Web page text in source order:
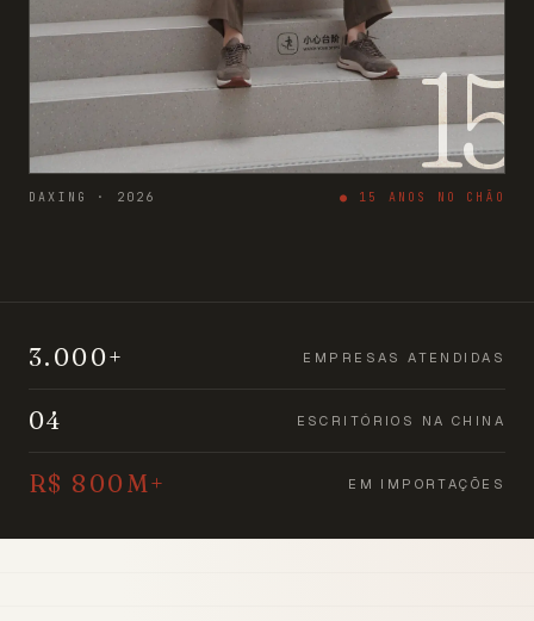
15
DAXING · 2026 ● 15 ANOS NO CHÃO
3.000+ EMPRESAS ATENDIDAS
04 ESCRITÓRIOS NA CHINA
R$ 800M+ EM IMPORTAÇÕES